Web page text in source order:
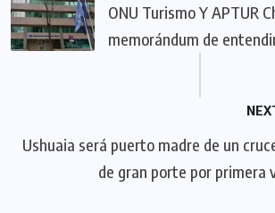
ONU Turismo Y APTUR
memorándum de
Ushuaia será puerto madre de un
de gran porte por primera